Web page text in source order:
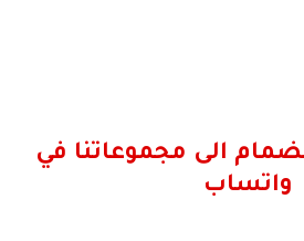
الى مجموعاتنا في
واتساب